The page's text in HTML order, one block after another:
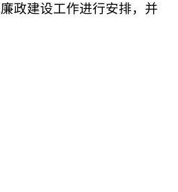
政建设工作进行安排，并